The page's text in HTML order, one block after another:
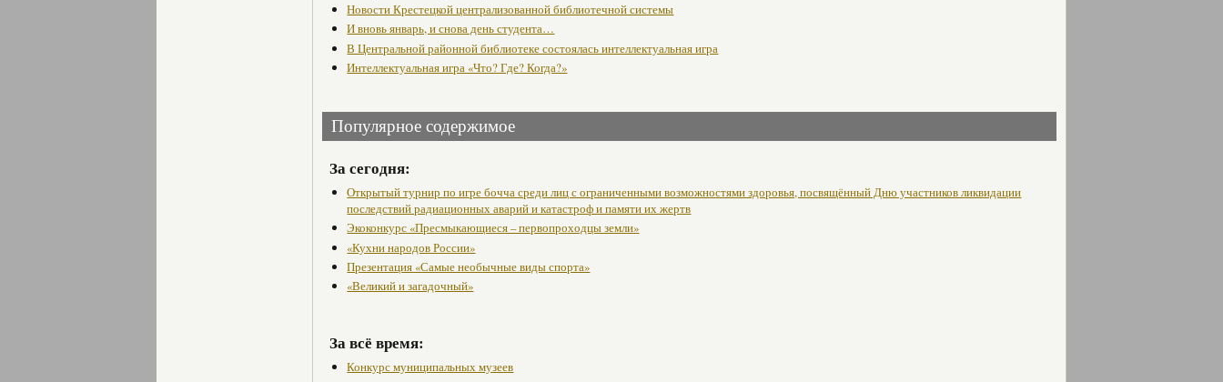
Новости Крестецкой централизованной библиотечной системы
И вновь январь, и снова день студента…
В Центральной районной библиотеке состоялась интеллектуальная игра
Интеллектуальная игра «Что? Где? Когда?»
Популярное содержимое
За сегодня:
Открытый турнир по игре бочча среди лиц с ограниченными возможностями здоровья, посвящённый Дню участников ликвидации
последствий радиационных аварий и катастроф и памяти их жертв
Экоконкурс «Пресмыкающиеся – первопроходцы земли»
«Кухни народов России»
Презентация «Самые необычные виды спорта»
«Великий и загадочный»
За всё время:
Конкурс муниципальных музеев